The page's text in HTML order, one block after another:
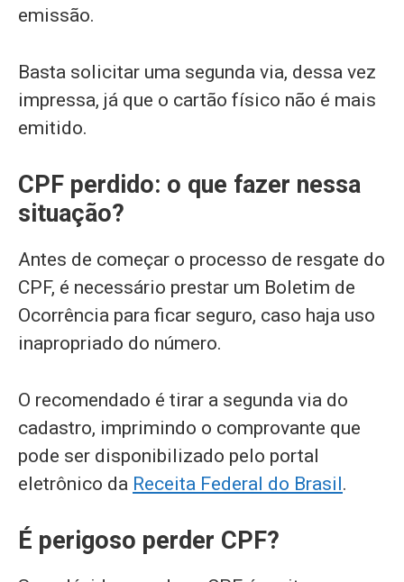
emissão.
Basta solicitar uma segunda via, dessa vez
impressa, já que o cartão físico não é mais
emitido.
CPF perdido: o que fazer nessa
situação?
Antes de começar o processo de resgate do
CPF, é necessário prestar um Boletim de
Ocorrência para ficar seguro, caso haja uso
inapropriado do número.
O recomendado é tirar a segunda via do
cadastro, imprimindo o comprovante que
pode ser disponibilizado pelo portal
eletrônico da Receita Federal do Brasil.
É perigoso perder CPF?